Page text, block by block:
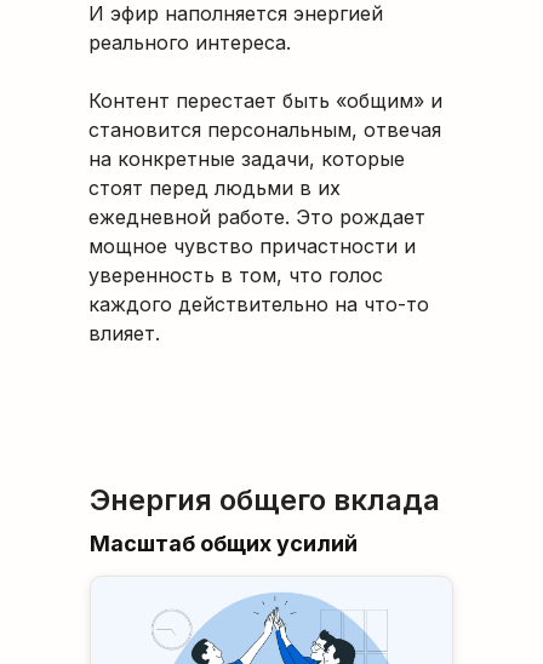
И эфир наполняется энергией
реального интереса.
Контент перестает быть «общим» и
становится персональным, отвечая
на конкретные задачи, которые
стоят перед людьми в их
ежедневной работе. Это рождает
мощное чувство причастности и
уверенность в том, что голос
каждого действительно на что-то
влияет.
Энергия общего вклада
Масштаб общих усилий